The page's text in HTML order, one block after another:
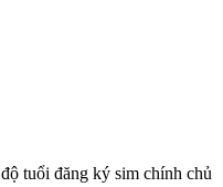
tuổi đăng ký sim chính chủ